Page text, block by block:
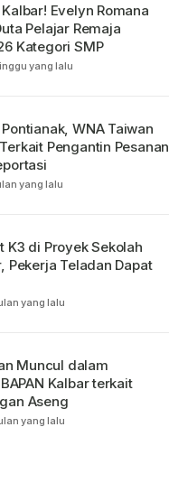
yang lalu
Evelyn Romana
Pelajar Remaja
Kategori SMP
yang lalu
WNA Taiwan
Pengantin Pesanan
yang lalu
K3 di Proyek Sekolah
Pekerja Teladan Dapat
yang lalu
Muncul dalam
Kalbar terkait
Aseng